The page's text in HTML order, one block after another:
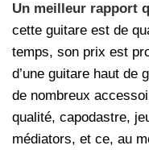
Un meilleur rapport
cette guitare est de
temps, son prix est
d’une guitare haut de
de nombreux
qualité, capodastre,
médiators, et ce, au